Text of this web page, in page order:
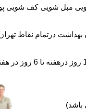
مبل شویی کف شویی
درتمام نقاط
اعزام نظافتچی روزمزد و مهمان دار
باشد)